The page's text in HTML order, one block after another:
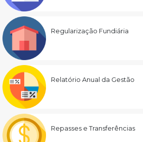
Regularização Fundiária
Relatório Anual da Gestão
Repasses e Transferências